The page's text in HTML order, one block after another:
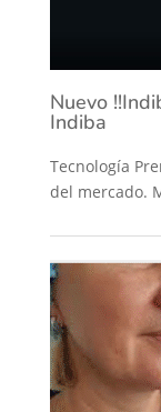
Nuevo
Indiba
Tecnología
del mercado.